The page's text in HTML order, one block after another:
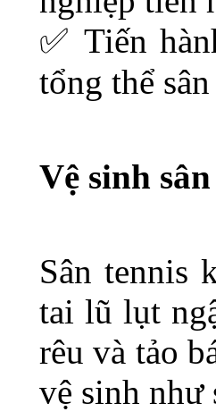
✅ Tiến
tổng thể
Vệ sinh
Sân tennis
tai lũ lụt
rêu và tảo
vệ sinh như